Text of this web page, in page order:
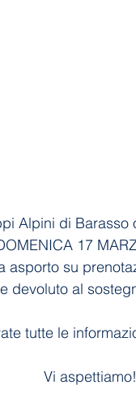
Alpini di Barasso
17
asporto su
devoluto al
tutte le
Vi aspettiamo!